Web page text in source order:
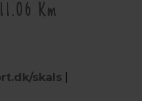
Km
skals